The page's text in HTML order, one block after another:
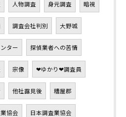
人物調査 身元調査 暗視
調査会社判別 大野城
ター 探偵業者への苦情
宗像 ❤ゆかり❤調査員
他社露見後 糟屋郡
協会 日本調査業協会